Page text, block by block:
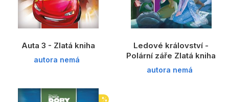
Auta 3 - Zlatá kniha
autora nemá
Ledové království -
Polární záře Zlatá kniha
autora nemá
%